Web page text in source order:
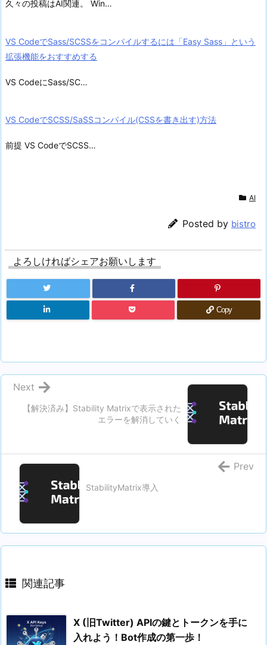
久々の投稿はAI関連。 Win…
VS CodeでSass/SCSSをコンパイルするには「Easy Sass」という
拡張機能をおすすめする
VS CodeにSass/SC…
VS CodeでSCSS/SaSSコンパイル(CSSを書き出す)方法
前提 VS CodeでSCSS…
AI
Posted by bistro
よろしければシェアお願いします
Copy
【解決済み】Stability Matrixで表示された
エラーを解消していく
Next
StabilityMatrix導入
Prev
関連記事
X (旧Twitter) APIの鍵とトークンを手に
入れよう！Bot作成の第一歩！